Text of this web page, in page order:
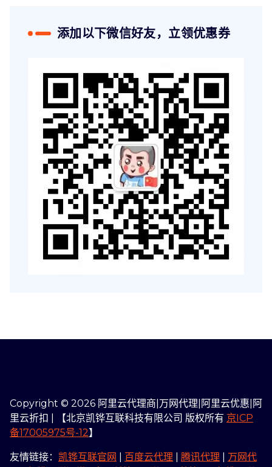
添加以下微信好友，立领优惠券
Copyright © 2026 阿里云代理商|万网代理|阿里云优惠|阿
里云折扣 | 【北京凯铧互联科技有限公司 版权所有 京ICP
备17005975号-12】
友情链接： 凯铧互联官网 百度云代理 腾讯代理
万网代